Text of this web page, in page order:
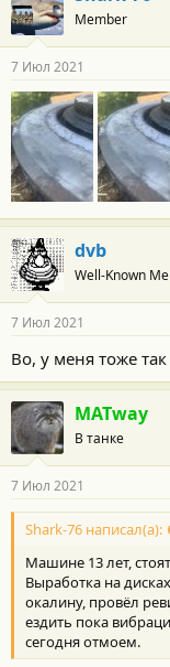
о
д
а
н
о
с
т
:
Member
7 Июл 2021
dvb
Well-Known
7 Июл 2021
Во, у меня тоже
MATway
В танке
7 Июл 2021
Shark-76 написал(а):
Машине 13 лет,
Выработка на
окалину, провёл
ездить пока
сегодня отмоем.